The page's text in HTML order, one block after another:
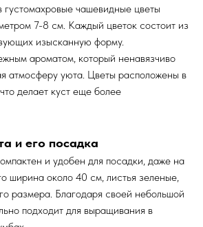
чашевидные цветы
7-8 см. Каждый цветок состоит из
изысканную форму.
ароматом, который ненавязчиво
атмосферу уюта. Цветы расположены в
делает куст еще более
и его посадка
и удобен для посадки, даже на
ширина около 40 см, листья зеленые,
размера. Благодаря своей небольшой
подходит для выращивания в